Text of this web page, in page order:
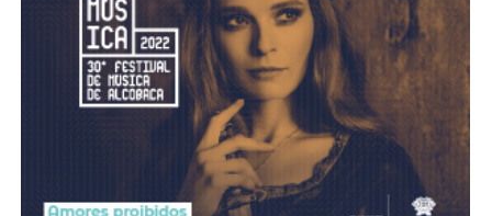
Acesso aos conteúdos Exclusivos para
assinantes
Ofertas para assinatura anual
Escolha o plano